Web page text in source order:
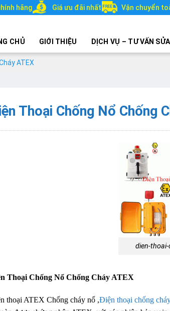
hãng Giá ưu đãi nhất Vận chuyển
CHỦ GIỚI THIỆU DỊCH VỤ – TƯ VẤN
ATEX
Thoại Chống Nổ Chống
dien-
Thoại Chống Nổ Chống Cháy ATEX
thoại ATEX Chống cháy nổ ,Điện thoại chống